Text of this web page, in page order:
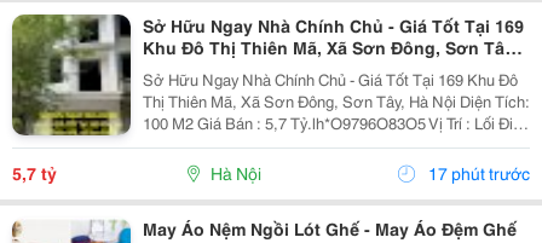
Sở Hữu Ngay Nhà Chính Chủ - Giá Tốt Tại 169
Khu Đô Thị Thiên Mã, Xã Sơn Đông, Sơn Tây,
Hà Nội
Sở Hữu Ngay Nhà Chính Chủ - Giá Tốt Tại 169 Khu Đô
Thị Thiên Mã, Xã Sơn Đông, Sơn Tây, Hà Nội Diện Tích:
100 M2 Giá Bán : 5,7 Tỷ.lh*O9796O83O5 Vị Trí : Lối Đi
Vào Sân Gold Hồ Đồng Mô Kết Cấu Nhà Xây Thô 5 Tầng
Hoàn Thiện Mặt Ngoài Tiện Ích An...
5,7 tỷ Hà Nội 17 phút trước
May Áo Nệm Ngồi Lót Ghế - May Áo Đệm Ghế